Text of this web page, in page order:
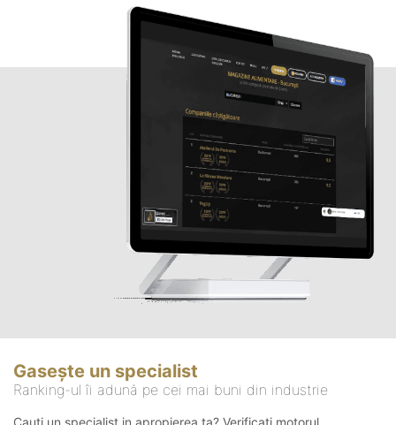
Gasește un specialist
Ranking-ul îi adună pe cei mai buni din industrie
Cauți un specialist in apropierea ta? Verificați motorul